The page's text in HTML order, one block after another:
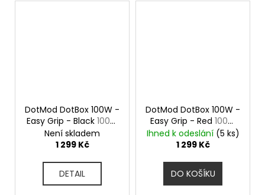
DotMod DotBox 100W -
Easy Grip - Black 100W
Mod
Není skladem
1 299 Kč
DETAIL
DotMod DotBox 100W -
Easy Grip - Red 100W
Mod
Ihned k odeslání (5 ks)
1 299 Kč
DO KOŠÍKU